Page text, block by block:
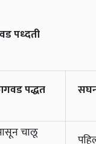
पध्दती
पद्धत
चालू